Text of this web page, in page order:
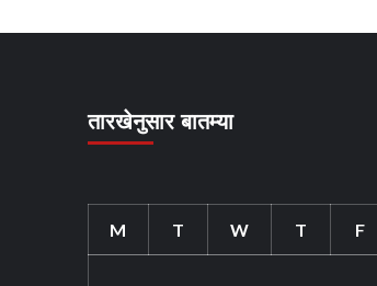
तारखेनुसार बातम्या
M T W T F